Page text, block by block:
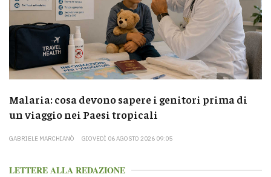
Malaria: cosa devono sapere i genitori prima di
un viaggio nei Paesi tropicali
GABRIELE MARCHIANÒ GIOVEDÌ 06 AGOSTO 2026 09:05
LETTERE ALLA REDAZIONE